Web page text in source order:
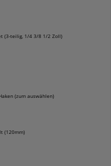
(3-teilig, 1/4 3/8 1/2 Zoll)
(zum auswählen)
(120mm)